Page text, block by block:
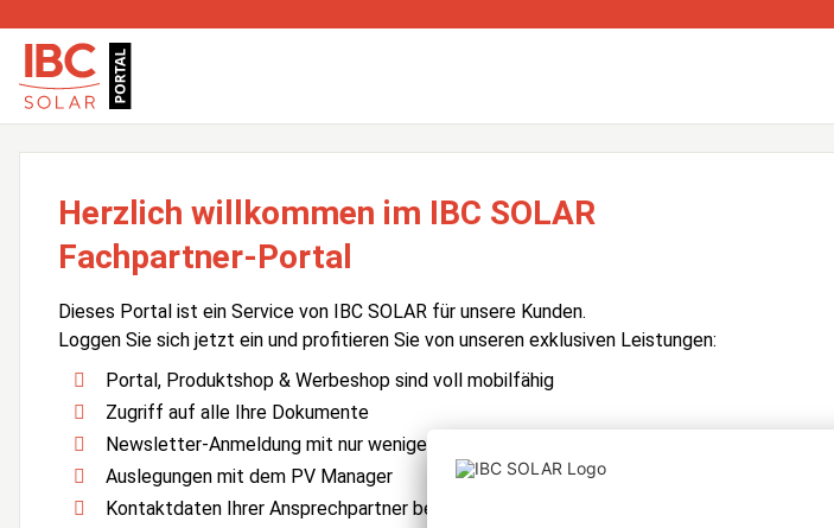
Herzlich willkommen im IBC SOLAR
Fachpartner-Portal
Dieses Portal ist ein Service von IBC SOLAR für unsere Kunden.
Loggen Sie sich jetzt ein und profitieren Sie von unseren exklusiven Leistungen:
Portal, Produktshop & Werbeshop sind voll mobilfähig
Zugriff auf alle Ihre Dokumente
Newsletter-Anmeldung mit nur wenigen Klicks
Auslegungen mit dem PV Manager
Kontaktdaten Ihrer Ansprechpartner bei IBC SOLAR